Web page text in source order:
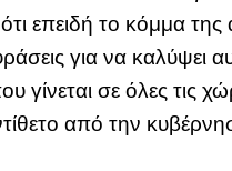
επειδή το κόμμα της
για να καλύψει
γίνεται σε όλες τις
από την